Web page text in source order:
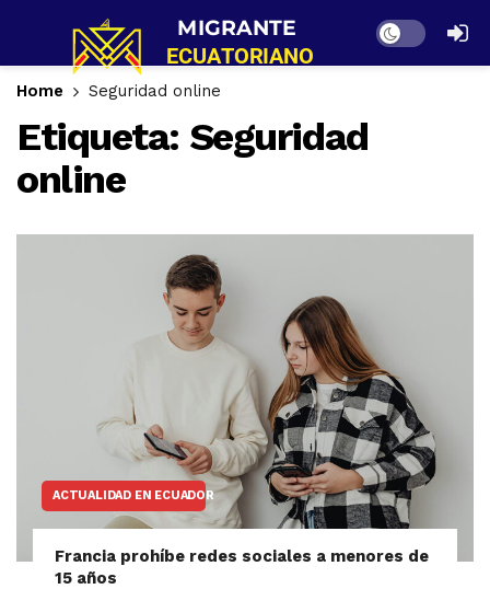
Dark mode
Home Seguridad online
Etiqueta: Seguridad
online
ACTUALIDAD EN ECUADOR
Francia prohíbe redes sociales a menores de
15 años